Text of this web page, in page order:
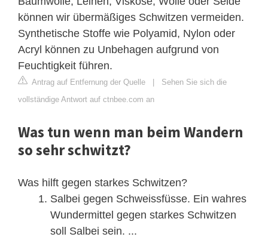
können wir übermäßiges Schwitzen vermeiden.
Synthetische Stoffe wie Polyamid, Nylon oder
Acryl können zu Unbehagen aufgrund von
Feuchtigkeit führen.
Antrag auf Entfernung der Quelle | Sehen Sie sich die
vollständige Antwort auf ctnbee.com an
Was tun wenn man beim Wandern
so sehr schwitzt?
Was hilft gegen starkes Schwitzen?
Salbei gegen Schweissfüsse. Ein wahres
Wundermittel gegen starkes Schwitzen
soll Salbei sein. ...